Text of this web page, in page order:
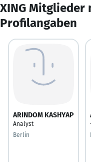
XING Mitglieder
Profilangaben
ARINDOM KASHYAP
Analyst
Berlin